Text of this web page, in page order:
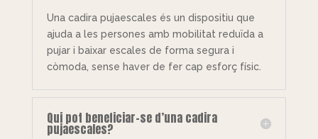
Una cadira pujaescales és un dispositiu que
ajuda a les persones amb mobilitat reduïda a
pujar i baixar escales de forma segura i
còmoda, sense haver de fer cap esforç físic.
Qui pot beneficiar-se d’una cadira
pujaescales?